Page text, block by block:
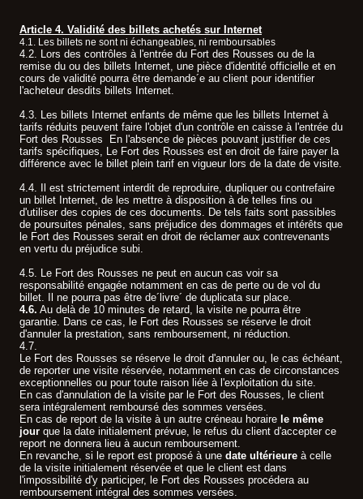
Article 4. Validité des billets achetés sur Internet
4.1. Les billets ne sont ni échangeables, ni remboursables.
4.2. Lors des contrôles à l'entrée du Fort des Rousses ou de la
remise du ou des billets Internet, une pièce d'identité officielle et en
cours de validité pourra être demande´e au client pour identifier
l'acheteur desdits billets Internet.
4.3. Les billets Internet enfants de même que les billets Internet à
tarifs réduits peuvent faire l'objet d'un contrôle en caisse à l'entrée du
Fort des Rousses En l'absence de pièces pouvant justifier de ces
tarifs spécifiques, Le Fort des Rousses est en droit de faire payer la
différence avec le billet plein tarif en vigueur lors de la date de visite.
4.4. Il est strictement interdit de reproduire, dupliquer ou contrefaire
un billet Internet, de les mettre à disposition à de telles fins ou
d'utiliser des copies de ces documents. De tels faits sont passibles
de poursuites pénales, sans préjudice des dommages et intérêts que
le Fort des Rousses serait en droit de réclamer aux contrevenants
en vertu du préjudice subi.
4.5. Le Fort des Rousses ne peut en aucun cas voir sa
responsabilité engagée notamment en cas de perte ou de vol du
billet. Il ne pourra pas être de´livre´ de duplicata sur place.
4.6. Au delà de 10 minutes de retard, la visite ne pourra être
garantie. Dans ce cas, le Fort des Rousses se réserve le droit
d'annuler la prestation, sans remboursement, ni réduction.
4.7.
Le Fort des Rousses se réserve le droit d'annuler ou, le cas échéant,
de reporter une visite réservée, notamment en cas de circonstances
exceptionnelles ou pour toute raison liée à l'exploitation du site.
En cas d'annulation de la visite par le Fort des Rousses, le client
sera intégralement remboursé des sommes versées.
En cas de report de la visite à un autre créneau horaire le même
jourque la date initialement prévue, le refus du client d'accepter ce
report ne donnera lieu à aucun remboursement.
En revanche, si le report est proposé à une date ultérieureà celle
de la visite initialement réservée et que le client est dans
l'impossibilité d'y participer, le Fort des Rousses procédera au
remboursement intégral des sommes versées.